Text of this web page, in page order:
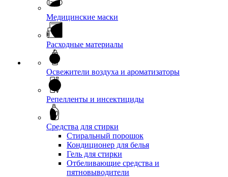
Медицинские маски
Расходные материалы
Освежители воздуха и ароматизаторы
Репелленты и инсектициды
Средства для стирки
Стиральный порошок
Кондиционер для белья
Гель для стирки
Отбеливающие средства и
пятновыводители